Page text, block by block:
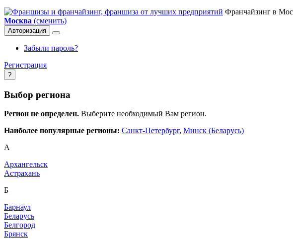
Франчайзинг в
Москва (сменить)
Авторизация
Забыли пароль?
Регистрация
?
Выбор региона
Регион не определен. Выберите необходимый Вам регион.
Наиболее популярные регионы: Санкт-Петербург, Минск (Беларусь)
А
Архангельск
Астрахань
Б
Барнаул
Беларусь
Белгород
Брянск